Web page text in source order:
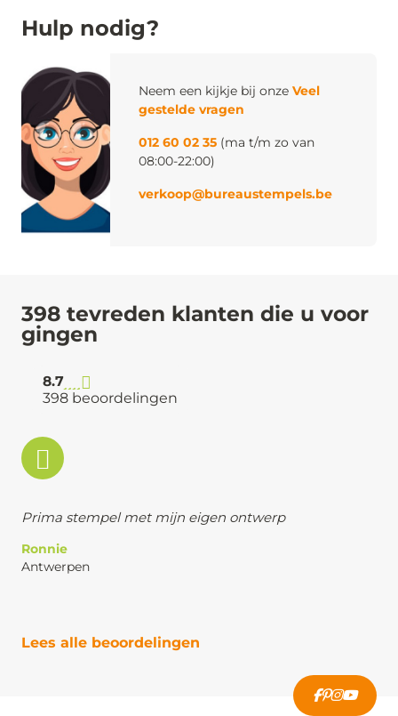
Hulp nodig?
Neem een kijkje bij onze Veel
gestelde vragen
012 60 02 35 (ma t/m zo van
08:00-22:00)
verkoop@bureaustempels.be
398 tevreden klanten die u voor
gingen
8.7
398 beoordelingen
Prima stempel met mijn eigen ontwerp
Ronnie
Antwerpen
Lees alle beoordelingen